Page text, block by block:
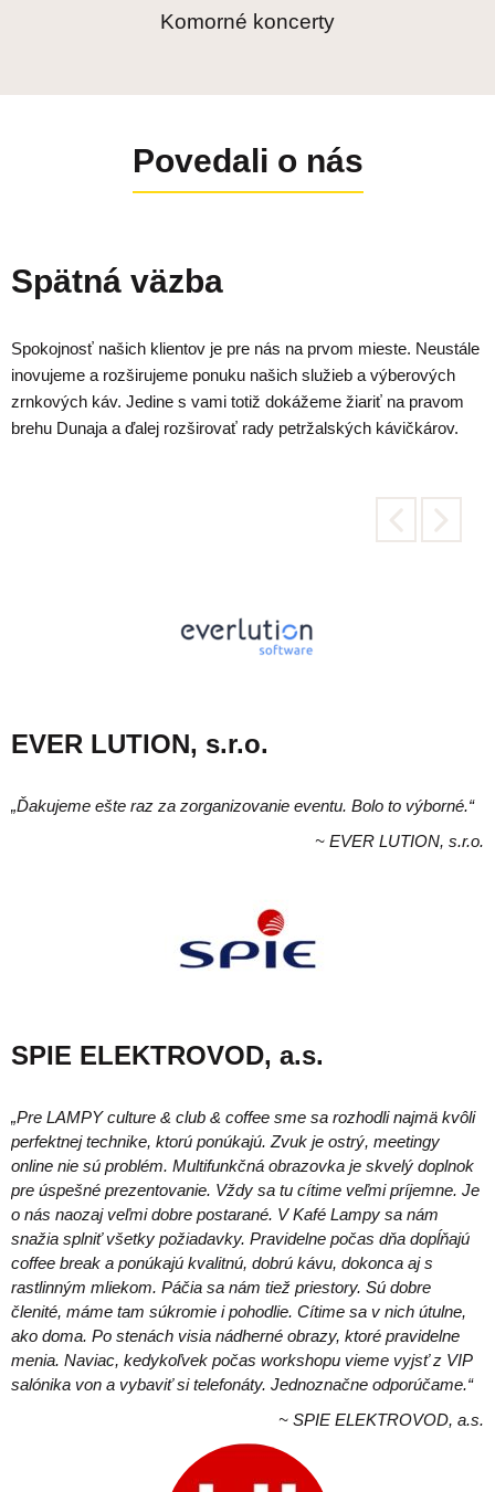
Komorné koncerty
Povedali o nás
Spätná väzba
Spokojnosť našich klientov je pre nás na prvom mieste. Neustále
inovujeme a rozširujeme ponuku našich služieb a výberových
zrnkových káv. Jedine s vami totiž dokážeme žiariť na pravom
brehu Dunaja a ďalej rozširovať rady petržalských kávičkárov.
EVER LUTION, s.r.o.
„Ďakujeme ešte raz za zorganizovanie eventu. Bolo to výborné.“
~ EVER LUTION, s.r.o.
SPIE ELEKTROVOD, a.s.
„Pre LAMPY culture & club & coffee sme sa rozhodli najmä kvôli
perfektnej technike, ktorú ponúkajú. Zvuk je ostrý, meetingy
online nie sú problém. Multifunkčná obrazovka je skvelý doplnok
pre úspešné prezentovanie. Vždy sa tu cítime veľmi príjemne. Je
o nás naozaj veľmi dobre postarané. V Kafé Lampy sa nám
snažia splniť všetky požiadavky. Pravidelne počas dňa dopĺňajú
coffee break a ponúkajú kvalitnú, dobrú kávu, dokonca aj s
rastlinným mliekom. Páčia sa nám tiež priestory. Sú dobre
členité, máme tam súkromie i pohodlie. Cítime sa v nich útulne,
ako doma. Po stenách visia nádherné obrazy, ktoré pravidelne
menia. Naviac, kedykoľvek počas workshopu vieme vyjsť z VIP
salónika von a vybaviť si telefonáty. Jednoznačne odporúčame.“
~ SPIE ELEKTROVOD, a.s.